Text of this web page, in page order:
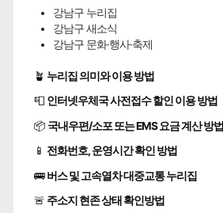
강남구 누리집
강남구 새소식
강남구 문화·행사·축제
🪴 누리집 의미와 이용 방법
📮 인터넷우체국 사전접수 할인 이용 방법
📦 국내우편/소포 또는 EMS 요금 계산 방법
📱 전화번호, 운영시간 확인 방법
🚌버스 및 고속열차 대중교통 누리집
🚨 주소지 현존 상태 확인방법